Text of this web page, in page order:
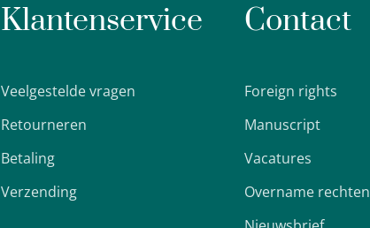
Klantenservice
Veelgestelde vragen
Retourneren
Betaling
Verzending
Contact
Foreign rights
Manuscript
Vacatures
Overname rechten